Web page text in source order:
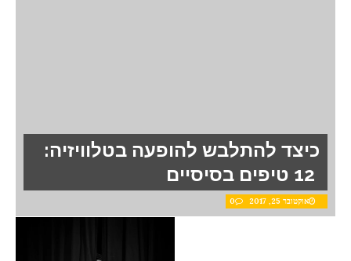
כיצד להתלבש להופעה בטלוויזיה:
אוקטובר 25, 2017 0